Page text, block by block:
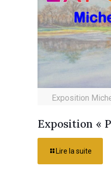
Exposition
Exposition «
Lire la suite